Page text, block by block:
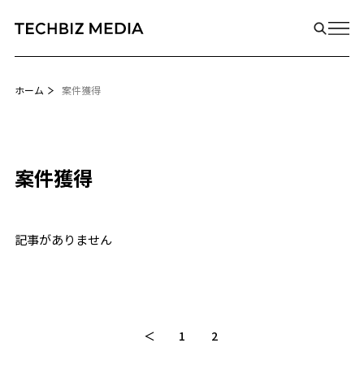
ホーム 案件獲得
案件獲得
記事がありません
＜ 1 2